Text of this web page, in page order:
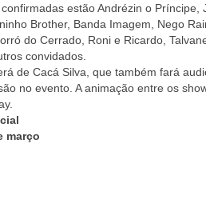
estão Andrézin o Príncipe,
Brother, Banda Imagem, Nego
do Cerrado, Roni e Ricardo,
convidados.
de Cacá Silva, que também fará
no evento. A animação entre os
março